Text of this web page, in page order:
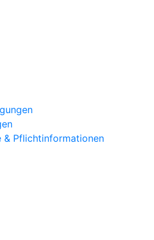
& Pflichtinformationen